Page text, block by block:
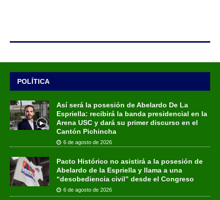
POLÍTICA
Así será la posesión de Abelardo De La
Espriella: recibirá la banda presidencial en la
Arena USC y dará su primer discurso en el
Cantón Pichincha
6 de agosto de 2026
Pacto Histórico no asistirá a la posesión de
Abelardo de la Espriella y llama a una
“desobediencia civil” desde el Congreso
6 de agosto de 2026